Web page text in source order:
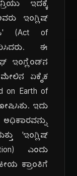
ಇದಕ್ಕೆ
ಇಂಗ್ಲಿಷ್
(Act of
ಈ
ಇಂಗ್ಲೆಂಡ್‌ನ
ಏಕೈಕ
on Earth of
ಇದು
'ಇಂಗ್ಲಿಷ್
ಎಂದು
ಕ್ರಾಂತಿಗೆ